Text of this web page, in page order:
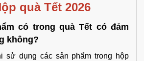
quà Tết 2026
có trong quà Tết có đảm
không?
sử dụng các sản phẩm trong hộp